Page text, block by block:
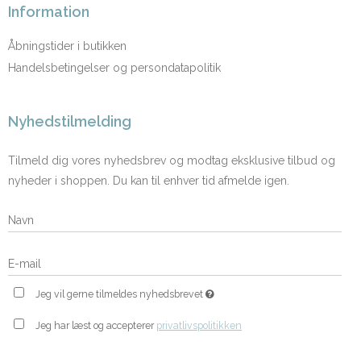
Information
Åbningstider i butikken
Handelsbetingelser og persondatapolitik
Nyhedstilmelding
Tilmeld dig vores nyhedsbrev og modtag eksklusive tilbud og
nyheder i shoppen. Du kan til enhver tid afmelde igen.
Jeg vil gerne tilmeldes nyhedsbrevet
Jeg har læst og accepterer privatlivspolitikken